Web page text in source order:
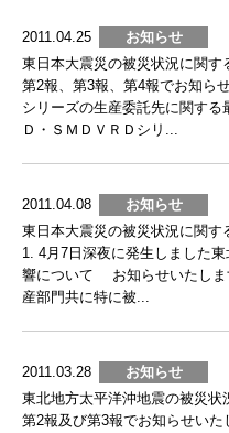
2011.04.25
お知らせ
東日本大震災の被災状況に関す
第2報、第3報、第4報でお知ら
シリーズの生産委託先に関する
Ｄ・ＳＭＤＶＲＤシリ...
2011.04.08
お知らせ
東日本大震災の被災状況に関す
1. 4月7日深夜に発生しました
響について お知らせいたしま
産部門共に特に被...
2011.03.28
お知らせ
東北地方太平洋沖地震の被災状
第2報及び第3報でお知らせい